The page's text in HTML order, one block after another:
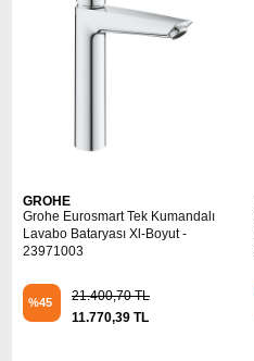
GROHE
Grohe Eurosmart Tek Kumandalı
Lavabo Bataryası Xl-Boyut -
23971003
%45
21.400,70 TL
11.770,39 TL